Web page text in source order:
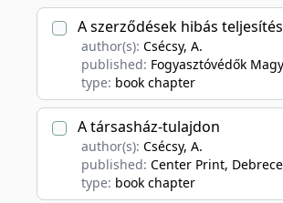
A szerződések hibás
author(s): Csécsy, A.
published: Fogyasztóvédők
type: book chapter
A társasház-tulajdon
author(s): Csécsy, A.
published: Center Print,
type: book chapter